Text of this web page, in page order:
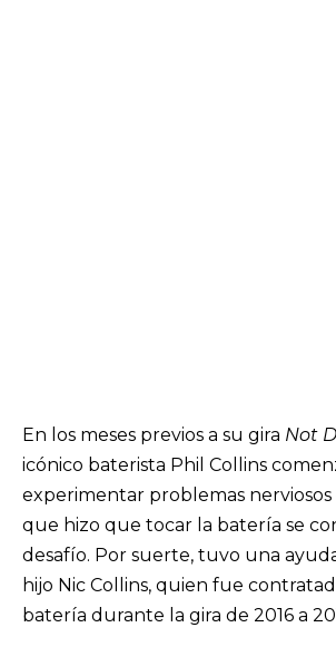
En los meses previos a su gira Not
icónico baterista Phil Collins
experimentar problemas nerviosos
que hizo que tocar la batería se
desafío. Por suerte, tuvo una
hijo Nic Collins, quien fue
batería durante la gira de 2016 a